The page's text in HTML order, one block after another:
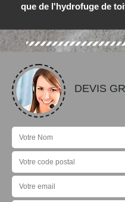
que de l'hydrofuge de
DEVIS